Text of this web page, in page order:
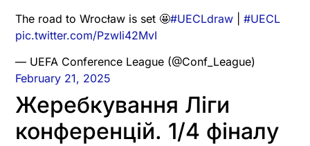
The road to Wrocław is set 🤩#UECLdraw
#UECL
pic.twitter.com/PzwIi42MvI
— UEFA Conference League (@Conf_League)
February 21, 2025
Жеребкування Ліги
конференцій. 1/4 фіналу